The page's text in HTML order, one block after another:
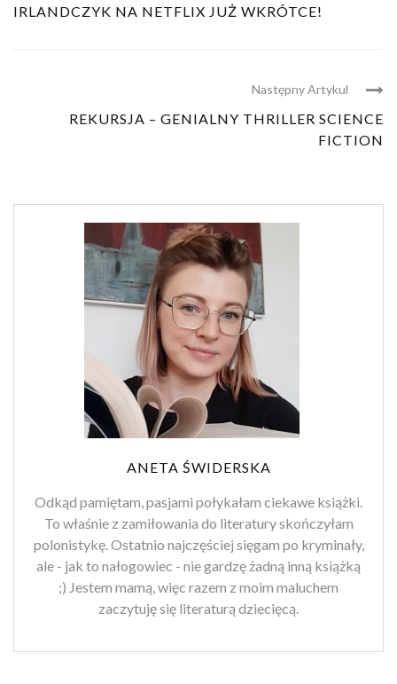
IRLANDCZYK NA NETFLIX JUŻ WKRÓTCE!
Następny Artykul
REKURSJA – GENIALNY THRILLER SCIENCE
FICTION
ANETA ŚWIDERSKA
Odkąd pamiętam, pasjami połykałam ciekawe książki.
To właśnie z zamiłowania do literatury skończyłam
polonistykę. Ostatnio najczęściej sięgam po kryminały,
ale - jak to nałogowiec - nie gardzę żadną inną książką
;) Jestem mamą, więc razem z moim maluchem
zaczytuję się literaturą dziecięcą.